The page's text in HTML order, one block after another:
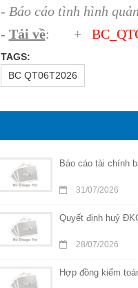
- Báo cáo tình hình
- Tải về: +
TAGS:
BC QT06T2026
Báo cáo tài chính
31/07/2026
Quyết định huỷ
28/07/2026
Hợp đồng kiểm